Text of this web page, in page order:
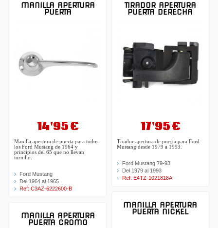
MANILLA APERTURA
PUERTA
14'95 €
Manilla apertura de puerta para todos
los Ford Mustang de 1964 y
principios del 65 que no llevan
tornillo.
Ford Mustang
Del 1964 al 1965
Ref: C3AZ-6222600-B
MANILLA APERTURA
PUERTA CROMO
TIRADOR APERTURA
PUERTA DERECHA
17'95 €
Tirador apertura de puerta para Ford
Mustang desde 1979 a 1993.
Ford Mustang 79-93
Del 1979 al 1993
Ref: E4TZ-1021818A
MANILLA APERTURA
PUERTA NICKEL